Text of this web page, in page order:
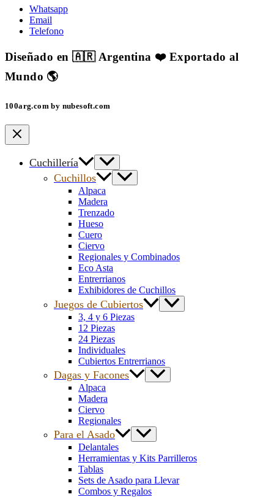
Whatsapp
Email
Telefono
Diseñado en 🇦🇷 Argentina ❤️ Exportado al
Mundo 🌎
100arg.com by nubesoft.com
Cuchillería
Cuchillos
Alpaca
Madera
Trenzado
Hueso
Cuero
Ciervo
Regionales y Combinados
Eco Asta
Entrerrianos
Exhibidores de Cuchillos
Juegos de Cubiertos
3, 4 y 6 Piezas
12 Piezas
24 Piezas
Individuales
Cubiertos Entrerrianos
Dagas y Facones
Alpaca
Madera
Ciervo
Regionales
Para el Asado
Delantales
Herramientas y Kits Parrilleros
Tablas
Sets de Asado para Llevar
Combos y Regalos